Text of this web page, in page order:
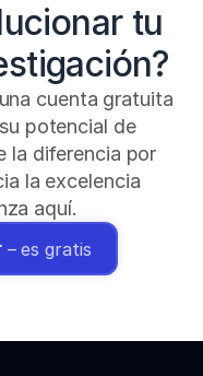
tu
cuenta gratuita
potencial de
la diferencia por
la excelencia
aquí.
– es gratis